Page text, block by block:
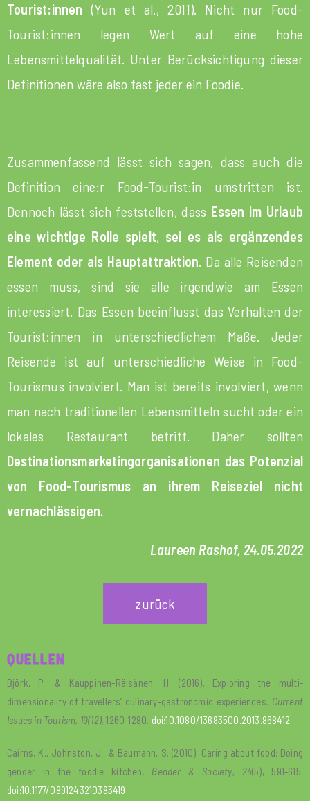
Tourist:innen (Yun et al., 2011). Nicht nur Food-
Tourist:innen legen Wert auf eine hohe
Lebensmittelqualität. Unter Berücksichtigung dieser
Definitionen wäre also fast jeder ein Foodie.
Zusammenfassend lässt sich sagen, dass auch die
Definition eine:r Food-Tourist:in umstritten ist.
Dennoch lässt sich feststellen, dass Essen im Urlaub
eine wichtige Rolle spielt, sei es als ergänzendes
Element oder als Hauptattraktion. Da alle Reisenden
essen muss, sind sie alle irgendwie am Essen
interessiert. Das Essen beeinflusst das Verhalten der
Tourist:innen in unterschiedlichem Maße. Jeder
Reisende ist auf unterschiedliche Weise in Food-
Tourismus involviert. Man ist bereits involviert, wenn
man nach traditionellen Lebensmitteln sucht oder ein
lokales Restaurant betritt. Daher sollten
Destinationsmarketingorganisationen das Potenzial
von Food-Tourismus an ihrem Reiseziel nicht
vernachlässigen.
Laureen Rashof, 24.05.2022
zurück
QUELLEN
Björk, P., & Kauppinen-Räisänen, H. (2016). Exploring the multi-
dimensionality of travellers’ culinary-gastronomic experiences. Current
Issues in Tourism, 19(12), 1260-1280. doi:10.1080/13683500.2013.868412
Cairns, K., Johnston, J., & Baumann, S. (2010). Caring about food: Doing
gender in the foodie kitchen. Gender & Society, 24(5), 591-615.
doi:10.1177/0891243210383419